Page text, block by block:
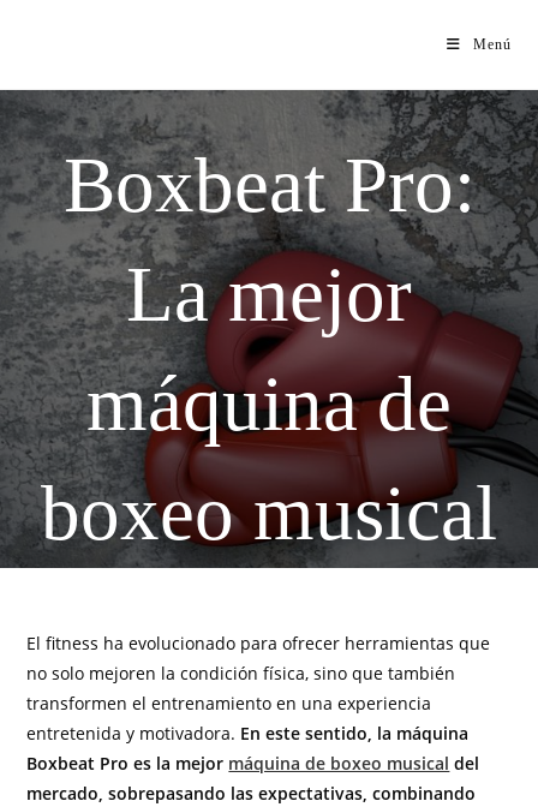
Menú
Boxbeat Pro:
La mejor
máquina de
boxeo musical
El fitness ha evolucionado para ofrecer herramientas que
no solo mejoren la condición física, sino que también
transformen el entrenamiento en una experiencia
entretenida y motivadora. En este sentido, la máquina
Boxbeat Pro es la mejor máquina de boxeo musical del
mercado, sobrepasando las expectativas, combinando